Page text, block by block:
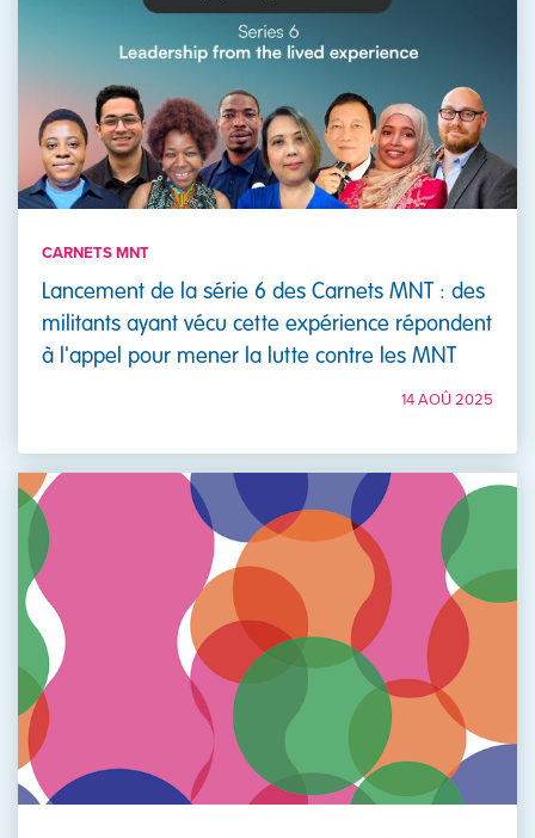
CARNETS MNT
Lancement de la série 6 des Carnets MNT : des
militants ayant vécu cette expérience répondent
à l'appel pour mener la lutte contre les MNT
14 AOÛ 2025